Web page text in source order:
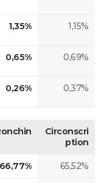
1,35% 1,15%
0,65% 0,69%
0,26% 0,37%
Circonscri
ption
66,77% 65,52%